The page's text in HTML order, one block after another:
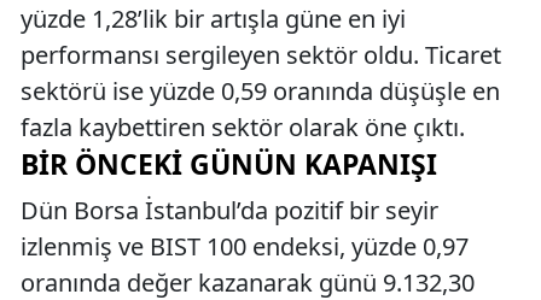
yüzde 1,28’lik bir artışla güne en iyi
performansı sergileyen sektör oldu. Ticaret
sektörü ise yüzde 0,59 oranında düşüşle en
fazla kaybettiren sektör olarak öne çıktı.
BIR ÖNCEKI GÜNÜN KAPANIŞI
Dün Borsa İstanbul’da pozitif bir seyir
izlenmiş ve BIST 100 endeksi, yüzde 0,97
oranında değer kazanarak günü 9.132,30